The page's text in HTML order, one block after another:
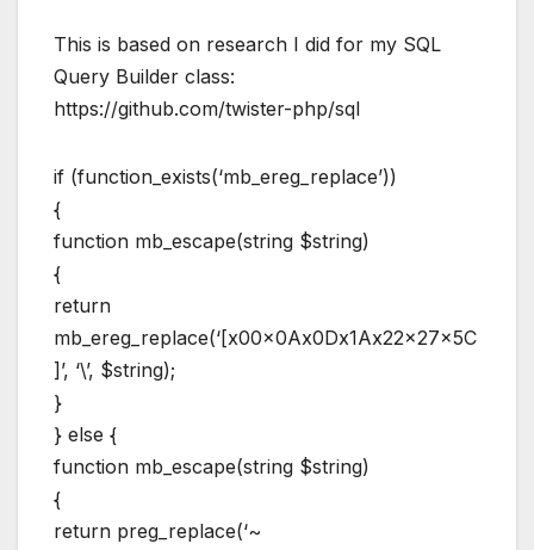
This is based on research I did for my SQL
Query Builder class:
https://github.com/twister-php/sql
if (function_exists(‘mb_ereg_replace’))
{
function mb_escape(string $string)
{
return
mb_ereg_replace(‘[x00x0Ax0Dx1Ax22x27x5C
]’, ‘\’, $string);
}
} else {
function mb_escape(string $string)
{
return preg_replace(‘~